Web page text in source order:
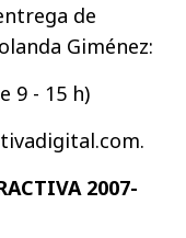
de
Giménez:
9 - 15 h)
2007-